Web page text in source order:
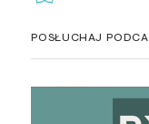
POSŁUCHAJ